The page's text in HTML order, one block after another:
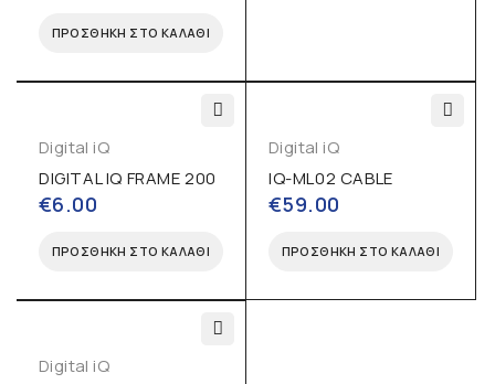
ΠΡΟΣΘΉΚΗ ΣΤΟ ΚΑΛΆΘΙ
Digital iQ
DIGITAL IQ FRAME 200
€6.00
ΠΡΟΣΘΉΚΗ ΣΤΟ ΚΑΛΆΘΙ
Digital iQ
IQ-ML02 CABLE
€59.00
ΠΡΟΣΘΉΚΗ ΣΤΟ ΚΑΛΆΘΙ
Digital iQ